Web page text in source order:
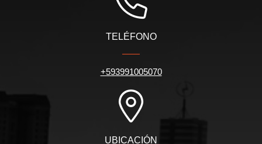
TELÉFONO
+593991005070
UBICACIÓN